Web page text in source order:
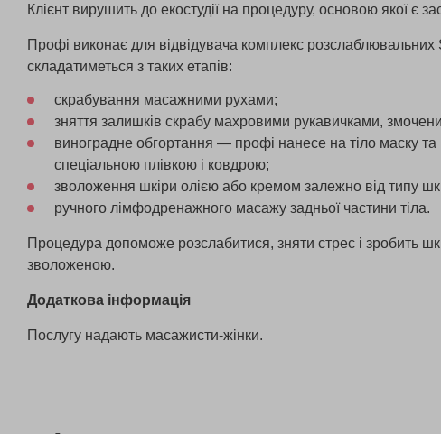
Клієнт вирушить до екостудії на процедуру, основою якої є
Профі виконає для відвідувача комплекс розслаблювальних
складатиметься з таких етапів:
скрабування масажними рухами;
зняття залишків скрабу махровими рукавичками,
виноградне обгортання — профі нанесе на тіло маску та
спеціальною плівкою і ковдрою;
зволоження шкіри олією або кремом залежно від типу
ручного лімфодренажного масажу задньої частини тіла.
Процедура допоможе розслабитися, зняти стрес і зробить
зволоженою.
Додаткова інформація
Послугу надають масажисти-жінки.